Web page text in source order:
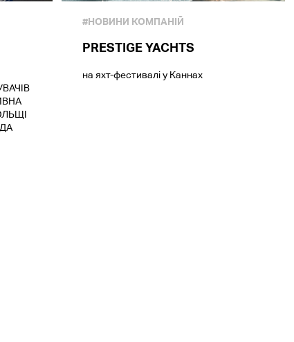
#НОВИНИ КОМПАНІЙ
PRESTIGE YACHTS
на яхт-фестивалі у Каннах